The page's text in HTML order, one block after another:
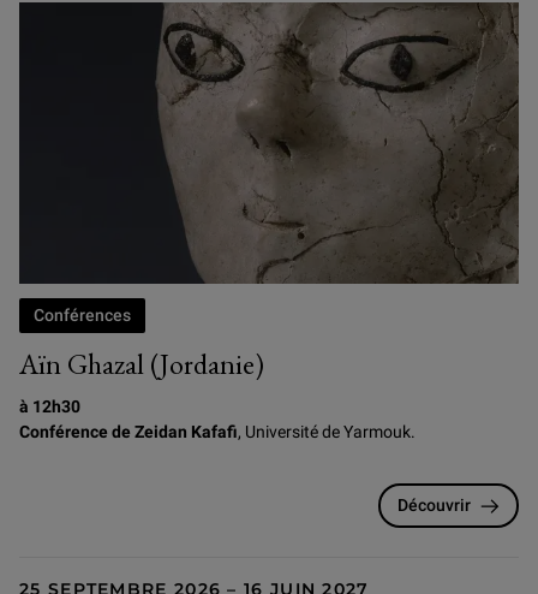
Aïn Ghazal (Jordanie)
Conférences
à 12h30
Conférence de Zeidan Kafafi, Université de Yarmouk.
Découvrir
25 SEPTEMBRE 2026 – 16 JUIN 2027